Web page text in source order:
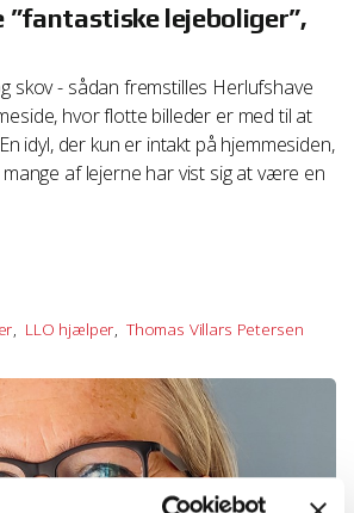
”fantastiske lejeboliger”,
skov - sådan fremstilles Herlufshave
hvor flotte billeder er med til at
idyl, der kun er intakt på hjemmesiden,
af lejerne har vist sig at være en
LLO hjælper Thomas Villars Petersen